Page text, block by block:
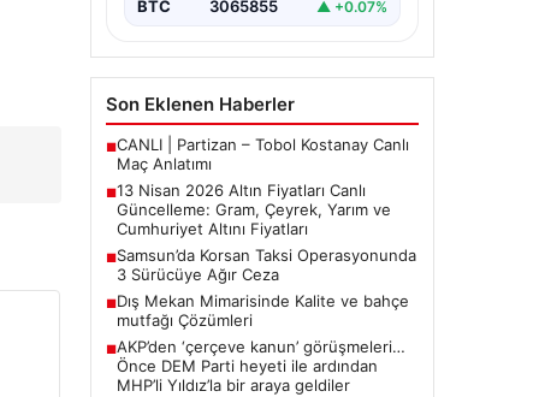
arasında yürütülen barış
BTC 3065855 ▲ +0.07%
Son Eklenen Haberler
■CANLI | Partizan – Tobol Kostanay Canlı
Maç Anlatımı
■13 Nisan 2026 Altın Fiyatları Canlı
Güncelleme: Gram, Çeyrek, Yarım ve
Cumhuriyet Altını Fiyatları
■Samsun’da Korsan Taksi Operasyonunda
3 Sürücüye Ağır Ceza
■Dış Mekan Mimarisinde Kalite ve bahçe
mutfağı Çözümleri
■AKP’den ‘çerçeve kanun’ görüşmeleri…
Önce DEM Parti heyeti ile ardından
MHP’li Yıldız’la bir araya geldiler